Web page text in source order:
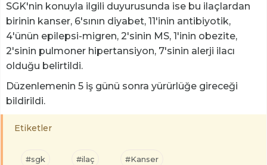
SGK'nin konuyla ilgili duyurusunda ise bu ilaçlardan
birinin kanser, 6'sının diyabet, 11'inin antibiyotik,
4'ünün epilepsi-migren, 2'sinin MS, 1'inin obezite,
2'sinin pulmoner hipertansiyon, 7'sinin alerji ilacı
olduğu belirtildi.
Düzenlemenin 5 iş günü sonra yürürlüğe gireceği
bildirildi.
Etiketler
#sgk #ilaç #Kanser